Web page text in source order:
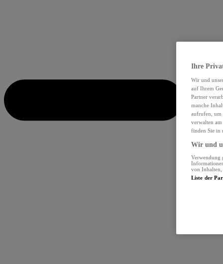
Ihre
Wir und
auf Ihrem
Partner
manche
aufrufen, um
verwalten
finden Sie in
Wir und
Verwendung
von Inhalten,
Liste der